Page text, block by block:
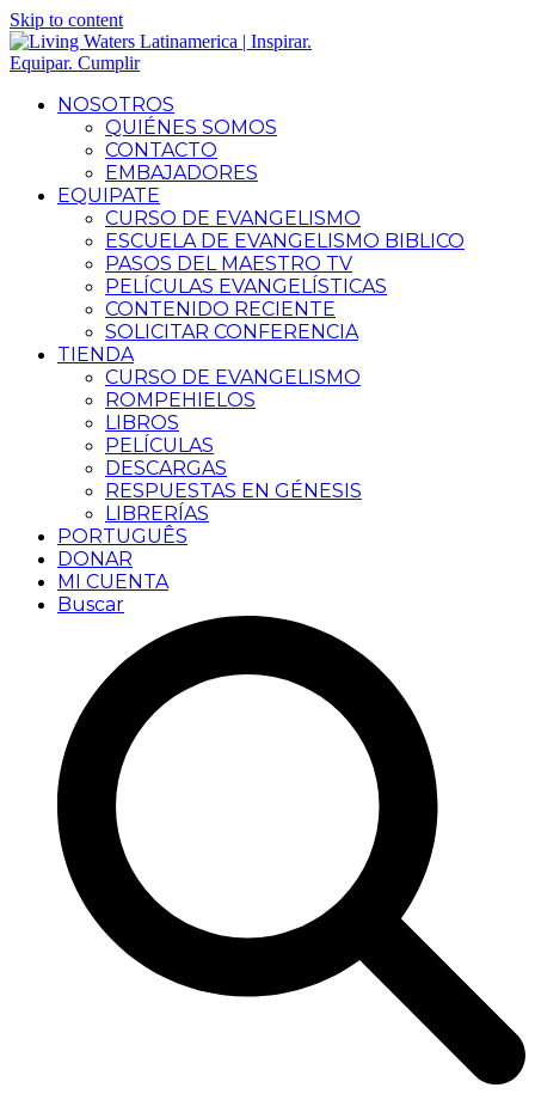
Skip to content
NOSOTROS
QUIÉNES SOMOS
CONTACTO
EMBAJADORES
EQUIPATE
CURSO DE EVANGELISMO
ESCUELA DE EVANGELISMO BIBLICO
PASOS DEL MAESTRO TV
PELÍCULAS EVANGELÍSTICAS
CONTENIDO RECIENTE
SOLICITAR CONFERENCIA
TIENDA
CURSO DE EVANGELISMO
ROMPEHIELOS
LIBROS
PELÍCULAS
DESCARGAS
RESPUESTAS EN GÉNESIS
LIBRERÍAS
PORTUGUÊS
DONAR
MI CUENTA
Buscar